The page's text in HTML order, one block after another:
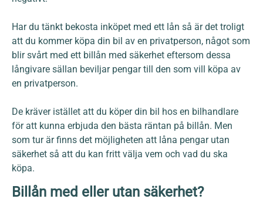
Har du tänkt bekosta inköpet med ett lån så är det troligt
att du kommer köpa din bil av en privatperson, något som
blir svårt med ett billån med säkerhet eftersom dessa
långivare sällan beviljar pengar till den som vill köpa av
en privatperson.
De kräver istället att du köper din bil hos en bilhandlare
för att kunna erbjuda den bästa räntan på billån. Men
som tur är finns det möjligheten att låna pengar utan
säkerhet så att du kan fritt välja vem och vad du ska
köpa.
Billån med eller utan säkerhet?